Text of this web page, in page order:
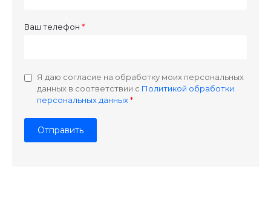
Ваш телефон
Я даю согласие на обработку моих персональных
данных в соответствии с Политикой обработки
персональных данных